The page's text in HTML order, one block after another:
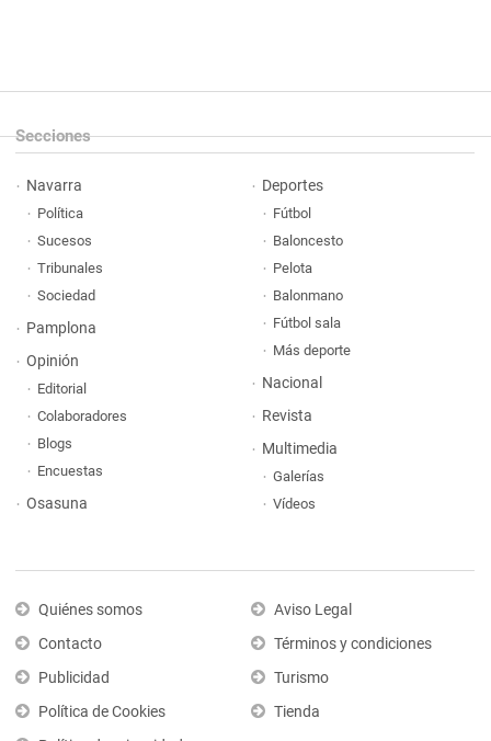
Secciones
Navarra
Política
Sucesos
Tribunales
Sociedad
Pamplona
Opinión
Editorial
Colaboradores
Blogs
Encuestas
Osasuna
Deportes
Fútbol
Baloncesto
Pelota
Balonmano
Fútbol sala
Más deporte
Nacional
Revista
Multimedia
Galerías
Vídeos
Quiénes somos
Contacto
Publicidad
Política de Cookies
Aviso Legal
Términos y condiciones
Turismo
Tienda